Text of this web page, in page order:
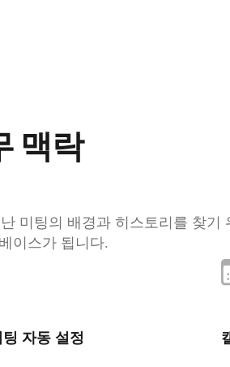
맥락
미팅의 배경과 히스토리를 찾
이스가 됩니다.
자동 설정